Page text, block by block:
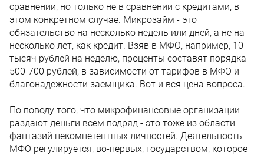
сравнении, но только не в сравнении с кредитами, в
этом конкретном случае. Микрозайм - это
обязательство на несколько недель или дней, а не на
несколько лет, как кредит. Взяв в МФО, например, 10
тысяч рублей на неделю, проценты составят порядка
500-700 рублей, в зависимости от тарифов в МФО и
благонадежности заемщика. Вот и вся цена вопроса.
По поводу того, что микрофинансовые организации
раздают деньги всем подряд - это тоже из области
фантазий некомпетентных личностей. Деятельность
МФО регулируется, во-первых, государством, которое